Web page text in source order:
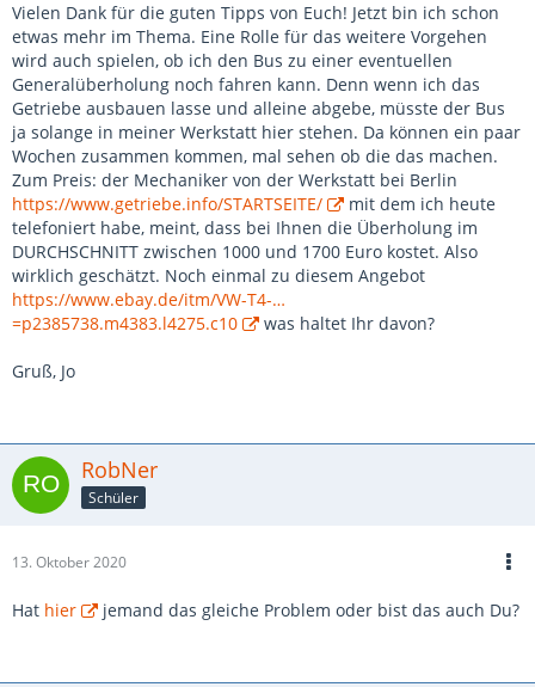
Vielen Dank für die guten Tipps von Euch! Jetzt bin ich schon
etwas mehr im Thema. Eine Rolle für das weitere Vorgehen
wird auch spielen, ob ich den Bus zu einer eventuellen
Generalüberholung noch fahren kann. Denn wenn ich das
Getriebe ausbauen lasse und alleine abgebe, müsste der Bus
ja solange in meiner Werkstatt hier stehen. Da können ein paar
Wochen zusammen kommen, mal sehen ob die das machen.
Zum Preis: der Mechaniker von der Werkstatt bei Berlin
https://www.getriebe.info/STARTSEITE/
mit dem ich heute
telefoniert habe, meint, dass bei Ihnen die Überholung im
DURCHSCHNITT zwischen 1000 und 1700 Euro kostet. Also
wirklich geschätzt. Noch einmal zu diesem Angebot
https://www.ebay.de/itm/VW-T4-…
=p2385738.m4383.l4275.c10
was haltet Ihr davon?
Gruß, Jo
RobNer
Schüler
13. Oktober 2020
Hat hier jemand das gleiche Problem oder bist das auch Du?